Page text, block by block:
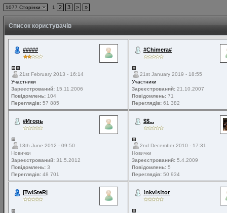
1077 Сторінки 1 2 3 > »
Список користувачів
#####
21st February 2013 - 16:14
Участники
Зареєстрований: 15.11.2006
Повідомлень: 104
Переглядів: 57 885
#Chimera#
21st January 2019 - 18:55
Участники
Зареєстрований: 21.10.2007
Повідомлень: 71
Переглядів: 61 382
#Игорь
13th June 2012 - 09:50
Новички
Зареєстрований: 31.5.2012
Повідомлень: 3
Переглядів: 48 701
$$...
2nd December 2010 - 17:31
Новички
Зареєстрований: 5.4.2009
Повідомлень: 5
Переглядів: 50 934
|TwiSteR| !nkv!s!tor